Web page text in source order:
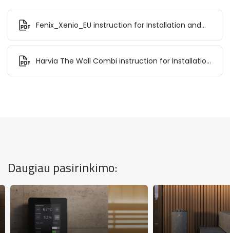
Fenix_Xenio_EU instruction for Installation and
Use.pdf
Harvia The Wall Combi instruction for Installation
and Use.pdf
Daugiau pasirinkimo: